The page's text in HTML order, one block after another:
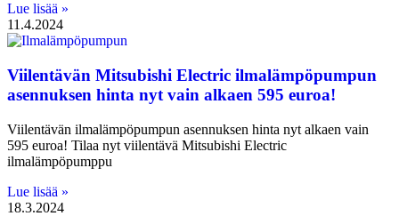
Lue lisää »
11.4.2024
Viilentävän Mitsubishi Electric ilmalämpöpumpun
asennuksen hinta nyt vain alkaen 595 euroa!
Viilentävän ilmalämpöpumpun asennuksen hinta nyt alkaen vain
595 euroa! Tilaa nyt viilentävä Mitsubishi Electric
ilmalämpöpumppu
Lue lisää »
18.3.2024